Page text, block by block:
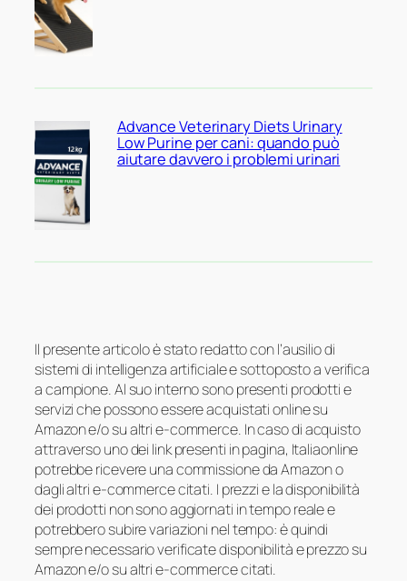
Advance Veterinary Diets Urinary
Low Purine per cani: quando può
aiutare davvero i problemi urinari
Il presente articolo è stato redatto con l’ausilio di
sistemi di intelligenza artificiale e sottoposto a verifica
a campione. Al suo interno sono presenti prodotti e
servizi che possono essere acquistati online su
Amazon e/o su altri e-commerce. In caso di acquisto
attraverso uno dei link presenti in pagina, Italiaonline
potrebbe ricevere una commissione da Amazon o
dagli altri e-commerce citati. I prezzi e la disponibilità
dei prodotti non sono aggiornati in tempo reale e
potrebbero subire variazioni nel tempo: è quindi
sempre necessario verificate disponibilità e prezzo su
Amazon e/o su altri e-commerce citati.